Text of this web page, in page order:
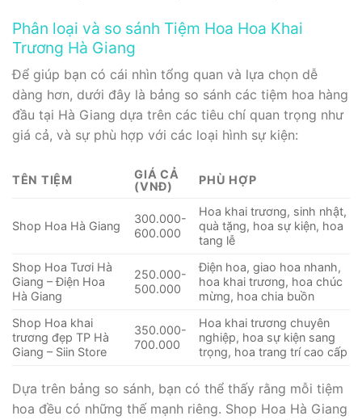
Phân loại và so sánh Tiệm Hoa Hoa Khai
Trương Hà Giang
Để giúp bạn có cái nhìn tổng quan và lựa chọn dễ
dàng hơn, dưới đây là bảng so sánh các tiệm hoa hàng
đầu tại Hà Giang dựa trên các tiêu chí quan trọng như
giá cả, và sự phù hợp với các loại hình sự kiện:
TÊN TIỆM
GIÁ CẢ
(VNĐ)
PHÙ HỢP
Shop Hoa Hà Giang
300.000-
600.000
Hoa khai trương, sinh nhật,
quà tặng, hoa sự kiện, hoa
tang lễ
Shop Hoa Tươi Hà
Giang – Điện Hoa
Hà Giang
250.000-
500.000
Điện hoa, giao hoa nhanh,
hoa khai trương, hoa chúc
mừng, hoa chia buồn
Shop Hoa khai
trương đẹp TP Hà
Giang – Siin Store
350.000-
700.000
Hoa khai trương chuyên
nghiệp, hoa sự kiện sang
trọng, hoa trang trí cao cấp
Dựa trên bảng so sánh, bạn có thể thấy rằng mỗi tiệm
hoa đều có những thế mạnh riêng. Shop Hoa Hà Giang